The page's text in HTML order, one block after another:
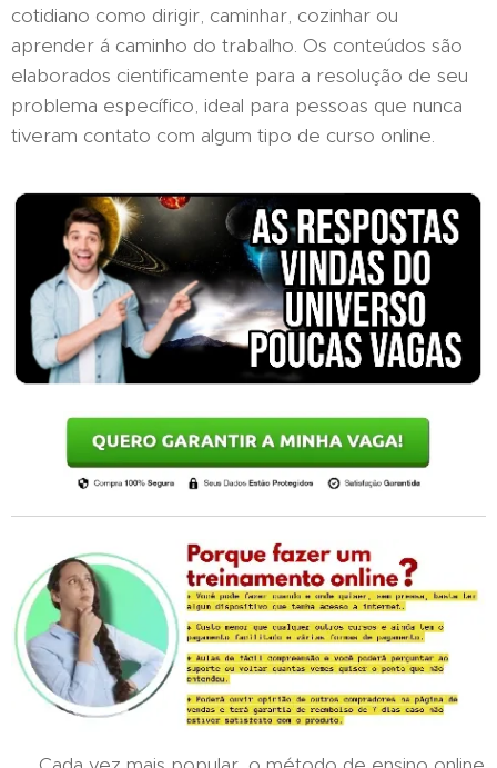
cotidiano como dirigir, caminhar, cozinhar ou
aprender á caminho do trabalho. Os conteúdos são
elaborados cientificamente para a resolução de seu
problema específico, ideal para pessoas que nunca
tiveram contato com algum tipo de curso online.